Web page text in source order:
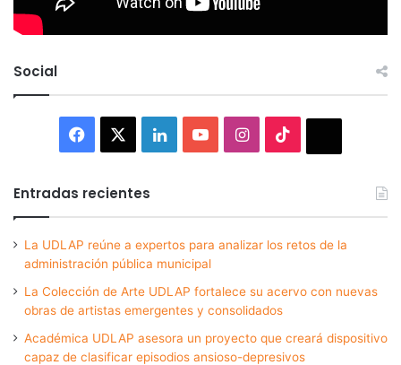
Social
Facebook LinkedInYouTubeInstagram
Entradas recientes
La UDLAP reúne a expertos para analizar los retos de la
administración pública municipal
La Colección de Arte UDLAP fortalece su acervo con nuevas
obras de artistas emergentes y consolidados
Académica UDLAP asesora un proyecto que creará dispositivo
capaz de clasificar episodios ansioso-depresivos